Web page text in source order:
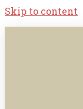
Skip to content